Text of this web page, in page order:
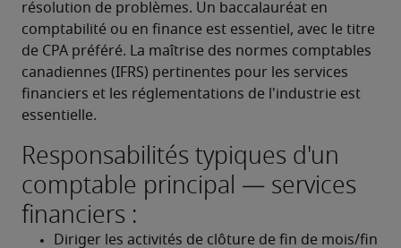
résolution de problèmes. Un baccalauréat en
comptabilité ou en finance est essentiel, avec le titre
de CPA préféré. La maîtrise des normes comptables
canadiennes (IFRS) pertinentes pour les services
financiers et les réglementations de l'industrie est
essentielle.
Responsabilités typiques d'un
comptable principal — services
financiers :
Diriger les activités de clôture de fin de mois/fin